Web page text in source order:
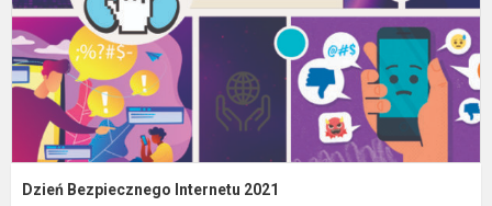
Dzień Bezpiecznego Internetu 2021